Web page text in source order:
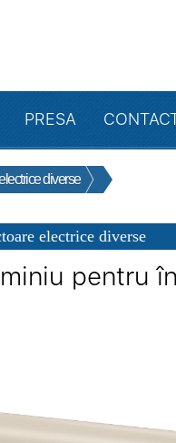
PRESA
diverse
electrice diverse
pentru